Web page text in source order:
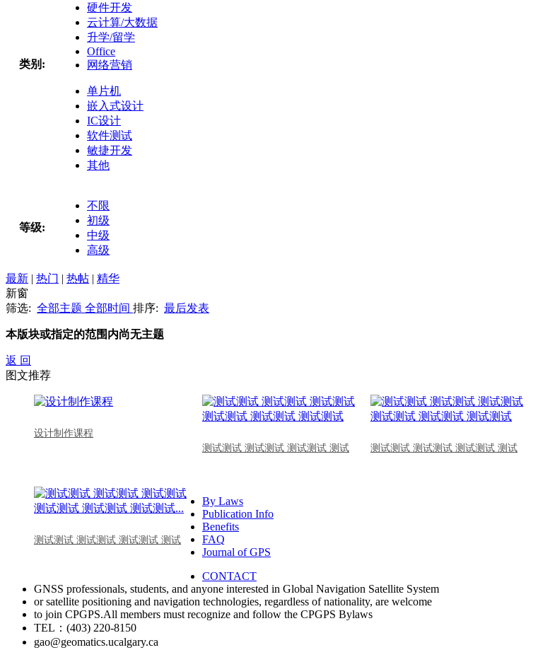
类别:
硬件开发
云计算/大数据
升学/留学
Office
网络营销
单片机
嵌入式设计
IC设计
软件测试
敏捷开发
其他
等级:
不限
初级
中级
高级
最新 | 热门 | 热帖 | 精华
新窗
筛选: 全部主题 全部时间 排序: 最后发表
本版块或指定的范围内尚无主题
返 回
图文推荐
设计制作课程
测试测试 测试测试 测试测试 测试
测试测试 测试测试 测试测试 测试
测试测试 测试测试 测试测试 测试
By Laws
Publication Info
Benefits
FAQ
Journal of GPS
CONTACT
GNSS professionals, students, and anyone interested in Global Navigation Satellite System
or satellite positioning and navigation technologies, regardless of nationality, are welcome
to join CPGPS.All members must recognize and follow the CPGPS Bylaws
TEL：(403) 220-8150
gao@geomatics.ucalgary.ca